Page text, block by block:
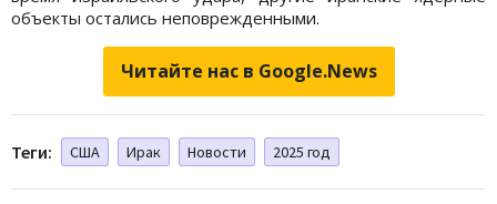
объекты остались неповрежденными.
Читайте нас в Google.News
Теги: США Ирак Новости 2025 год